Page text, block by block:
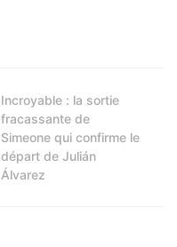
Incroyable : la sortie
fracassante de
Simeone qui confirme le
départ de Julián
Álvarez